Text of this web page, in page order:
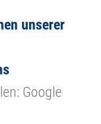
unserer
Google